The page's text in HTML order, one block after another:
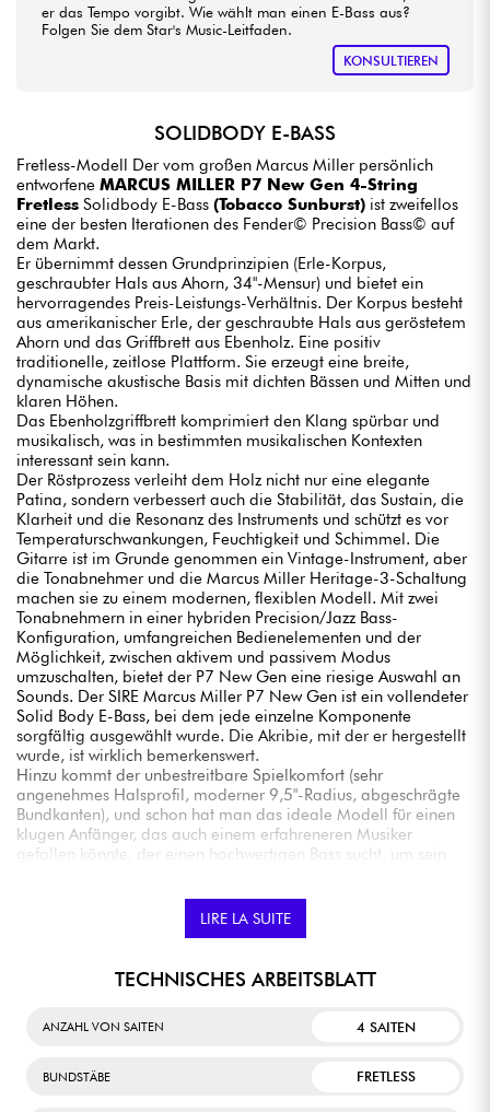
er das Tempo vorgibt. Wie wählt man einen E-Bass aus?
Folgen Sie dem Star's Music-Leitfaden.
KONSULTIEREN
SOLIDBODY E-BASS
Fretless-Modell Der vom großen Marcus Miller persönlich
entworfene MARCUS MILLER P7 New Gen 4-String
Fretless Solidbody E-Bass (Tobacco Sunburst) ist zweifellos
eine der besten Iterationen des Fender© Precision Bass© auf
dem Markt.
Er übernimmt dessen Grundprinzipien (Erle-Korpus,
geschraubter Hals aus Ahorn, 34"-Mensur) und bietet ein
hervorragendes Preis-Leistungs-Verhältnis. Der Korpus besteht
aus amerikanischer Erle, der geschraubte Hals aus geröstetem
Ahorn und das Griffbrett aus Ebenholz. Eine positiv
traditionelle, zeitlose Plattform. Sie erzeugt eine breite,
dynamische akustische Basis mit dichten Bässen und Mitten und
klaren Höhen.
Das Ebenholzgriffbrett komprimiert den Klang spürbar und
musikalisch, was in bestimmten musikalischen Kontexten
interessant sein kann.
Der Röstprozess verleiht dem Holz nicht nur eine elegante
Patina, sondern verbessert auch die Stabilität, das Sustain, die
Klarheit und die Resonanz des Instruments und schützt es vor
Temperaturschwankungen, Feuchtigkeit und Schimmel. Die
Gitarre ist im Grunde genommen ein Vintage-Instrument, aber
die Tonabnehmer und die Marcus Miller Heritage-3-Schaltung
machen sie zu einem modernen, flexiblen Modell. Mit zwei
Tonabnehmern in einer hybriden Precision/Jazz Bass-
Konfiguration, umfangreichen Bedienelementen und der
Möglichkeit, zwischen aktivem und passivem Modus
umzuschalten, bietet der P7 New Gen eine riesige Auswahl an
Sounds. Der SIRE Marcus Miller P7 New Gen ist ein vollendeter
Solid Body E-Bass, bei dem jede einzelne Komponente
sorgfältig ausgewählt wurde. Die Akribie, mit der er hergestellt
wurde, ist wirklich bemerkenswert.
Hinzu kommt der unbestreitbare Spielkomfort (sehr
angenehmes Halsprofil, moderner 9,5"-Radius, abgeschrägte
Bundkanten), und schon hat man das ideale Modell für einen
klugen Anfänger, das auch einem erfahreneren Musiker
gefallen könnte, der einen hochwertigen Bass sucht, um sein
LIRE LA SUITE
TECHNISCHES ARBEITSBLATT
ANZAHL VON SAITEN 4 SAITEN
BUNDSTÄBE FRETLESS